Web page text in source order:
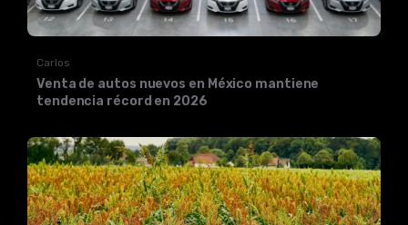
Carlos
Venta de autos nuevos en México mantiene
tendencia récord en 2026